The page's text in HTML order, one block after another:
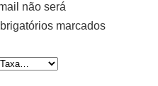
não será
marcados